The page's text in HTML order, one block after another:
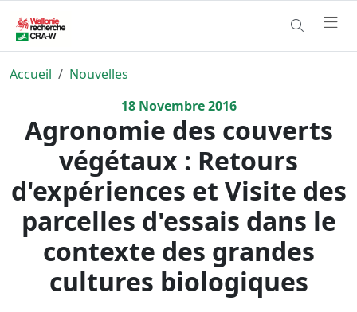
Accueil
Nouvelles
18Novembre2016
Agronomie des couverts
végétaux : Retours
d'expériences et Visite des
parcelles d'essais dans le
contexte des grandes
cultures biologiques